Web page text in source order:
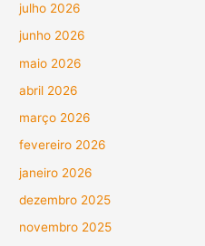
julho 2026
junho 2026
maio 2026
abril 2026
março 2026
fevereiro 2026
janeiro 2026
dezembro 2025
novembro 2025